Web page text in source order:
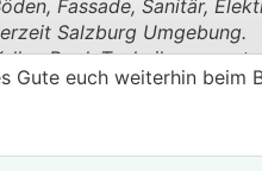
Fassade, Sanitär,
Salzburg Umgebung.
Pool, Technikraum
Gute euch weiterhin beim